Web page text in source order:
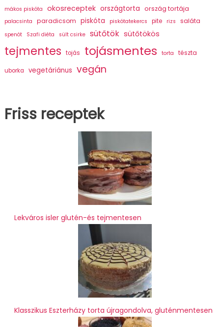
mákos piskóta okosreceptek országtorta ország tortája
palacsinta paradicsom piskóta piskótatekercs pite rizs saláta
spenót Szafi diéta sült csirke sütőtök sütőtökös
tejmentes tojás tojásmentes torta tészta
uborka vegetáriánus vegán
Friss receptek
Lekváros isler glutén-és tejmentesen
Klasszikus Eszterházy torta újragondolva, gluténmentesen